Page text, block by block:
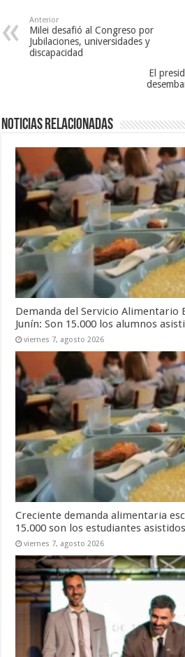
Anterior
Milei desafió al Congreso por
Jubilaciones, universidades y
discapacidad
El
Noticias relacionadas
Demanda del Servicio Alimentario
Junín: Son 15.000 los alumnos
viernes 7, agosto 2026
Creciente demanda alimentaria
15.000 son los estudiantes asistidos
viernes 7, agosto 2026